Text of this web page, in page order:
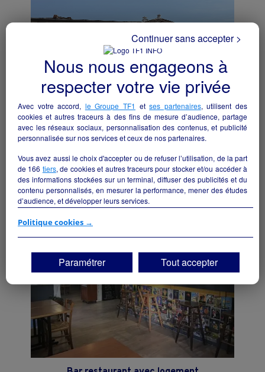
Location cellule commerciale
Val-Couesnon - 35560
Hôtellerie et restauration collectivite
Nous nous engageons à
respecter votre vie privée
Avec votre accord, le Groupe TF1 etses partenaires, utilisent des
cookies et autres traceurs à des fins de mesure d’audience, partage
avec les réseaux sociaux, personnalisation des contenus, et publicité
personnalisée sur nos services et ceux de nos partenaires.
Vous avez aussi le choix d'accepter ou de refuser l’utilisation, de la part
de 166 tiers, de cookies et autres traceurs pour stocker et/ou accéder à
des informations stockées sur un terminal, diffuser des publicités et du
contenu personnalisés, en mesurer la performance, mener des études
d’audience, et développer leurs services.
Si vous continuez sans accepter, les fonctionnalités liées à la
vos centres d'intérêt. Seuls lescookies/traceurs techniquesseront
déposés et lus sur votre terminal.
Vous pouvez exprimer vos choix en cliquant sur "Tout accepter",
"Continuer sans accepter" ou "Paramétrer", et les modifier à tout
moment en cliquant sur le lien "Paramétrez vos choix" situé en bas de
page.
Politique cookies →
Paramétrer
Continuer sans accepter >
Tout accepter